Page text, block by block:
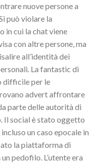
nuove persone a
può violare la
in cui la chat viene
con altre persone, ma
all’identità dei
La fantastic di
difficile per le
advert affrontare
parte delle autorità di
Il social è stato oggetto
un caso epocale in
la piattaforma di
pedofilo. L’utente era